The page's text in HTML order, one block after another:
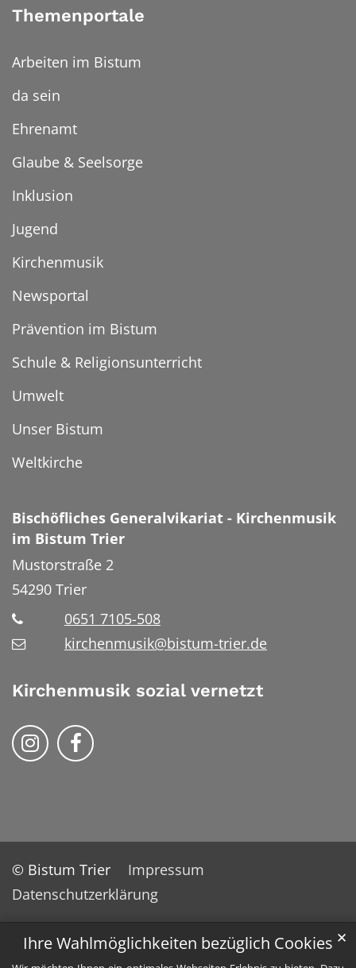
Ihre Wahlmöglichkeiten bezüglich Cookies ✕
Themenportale
Arbeiten im Bistum
da sein
Ehrenamt
Glaube & Seelsorge
Inklusion
Jugend
Kirchenmusik
Newsportal
Prävention im Bistum
Schule & Religionsunterricht
Umwelt
Unser Bistum
Weltkirche
Bischöfliches Generalvikariat - Kirchenmusik
im Bistum Trier
Mustorstraße 2
54290 Trier
0651 7105-508
kirchenmusik@bistum-trier.de
Kirchenmusik sozial vernetzt
Kirchenmusik im Bistum Trier auf
Kirchennmusik im Bistum Trier auf
© Bistum Trier
Impressum
Datenschutzerklärung